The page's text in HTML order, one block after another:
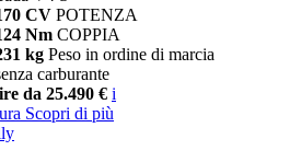
CV POTENZA
Nm COPPIA
kg Peso in ordine di marcia
carburante
da 25.490 € i
Scopri di più